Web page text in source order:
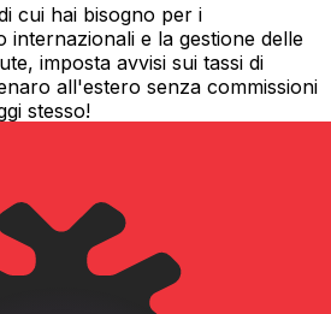
cui hai bisogno per i
internazionali e la gestione delle
imposta avvisi sui tassi di
all'estero senza commissioni
stesso!